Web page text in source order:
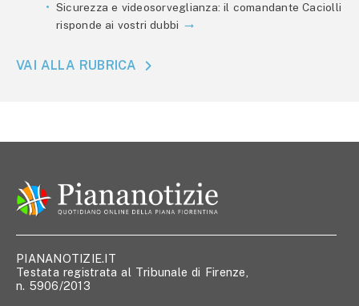
Sicurezza e videosorveglianza: il comandante Caciolli
risponde ai vostri dubbi
VAI ALLA RUBRICA
PIANANOTIZIE.IT
Testata registrata al Tribunale di Firenze,
n. 5906/2013